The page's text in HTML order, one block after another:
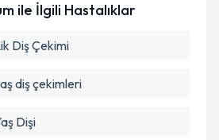
ile İlgili Hastalıklar
Diş Çekimi
diş çekimleri
Dişi